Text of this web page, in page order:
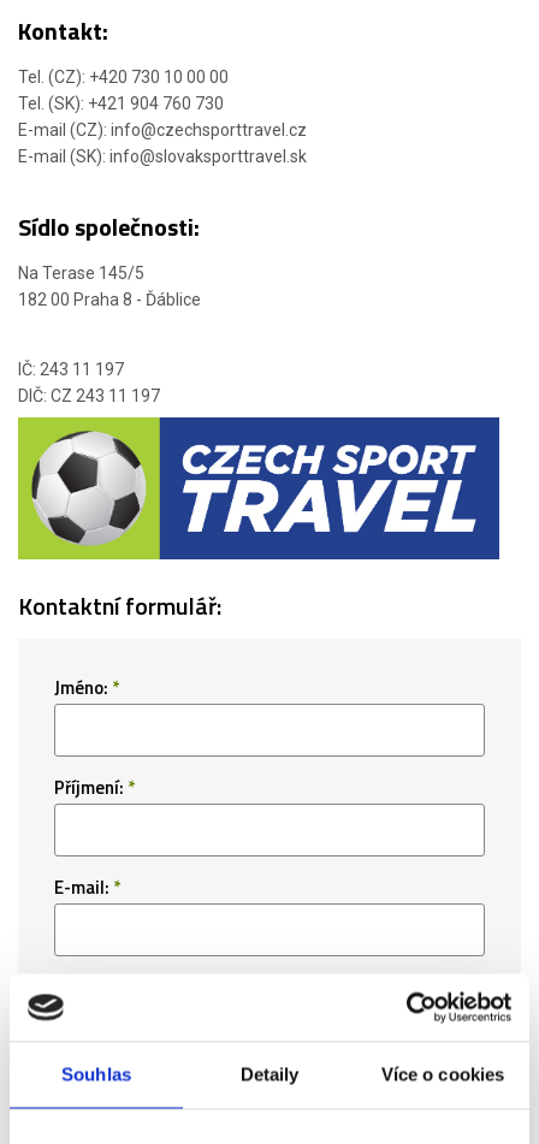
Souhlas Detaily Více o cookies
Kontakt:
Tel. (CZ): +420 730 10 00 00
Tel. (SK): +421 904 760 730
E-mail (CZ): info@czechsporttravel.cz
E-mail (SK): info@slovaksporttravel.sk
Sídlo společnosti:
Na Terase 145/5
182 00 Praha 8 - Ďáblice
IČ: 243 11 197
DIČ: CZ 243 11 197
Kontaktní formulář:
Jméno: *
Příjmení: *
E-mail: *
Text zprávy: